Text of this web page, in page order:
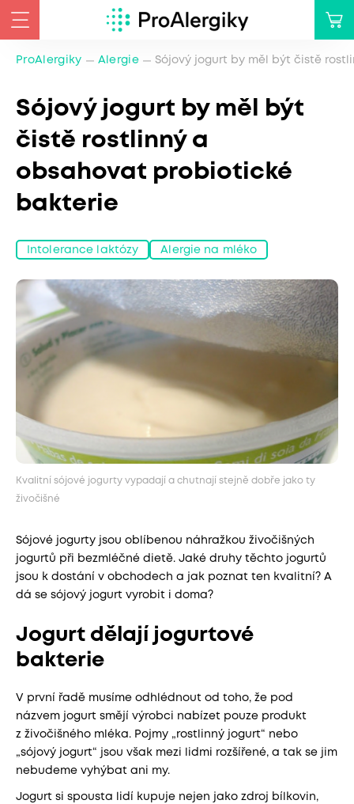
ProAlergiky Alergie Sójový jogurt by měl být čistě
Sójový jogurt by měl být
čistě rostlinný a
obsahovat probiotické
bakterie
Intolerance laktózy Alergie na mléko
Kvalitní sójové jogurty vypadají a chutnají stejně dobře jako ty
živočišné
Sójové jogurty jsou oblíbenou náhražkou živočišných
jogurtů při bezmléčné dietě. Jaké druhy těchto jogurtů
jsou k dostání v obchodech a jak poznat ten kvalitní? A
dá se sójový jogurt vyrobit i doma?
Jogurt dělají jogurtové
bakterie
V první řadě musíme odhlédnout od toho, že pod
názvem jogurt smějí výrobci nabízet pouze produkt
z živočišného mléka. Pojmy „rostlinný jogurt“ nebo
„sójový jogurt“ jsou však mezi lidmi rozšířené, a tak se jim
nebudeme vyhýbat ani my.
Jogurt si spousta lidí kupuje nejen jako zdroj bílkovin,